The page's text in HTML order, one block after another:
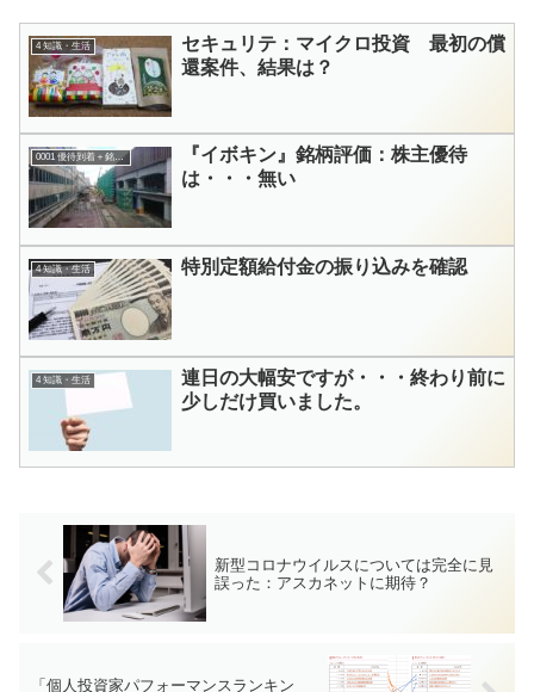
4 知識・生活
セキュリテ：マイクロ投資 最初の償
還案件、結果は？
0001 優待到着＋銘柄評価
『イボキン』銘柄評価：株主優待
は・・・無い
4 知識・生活 特別定額給付金の振り込みを確認
4 知識・生活
連日の大幅安ですが・・・終わり前に
少しだけ買いました。
新型コロナウイルスについては完全に見
誤った：アスカネットに期待？
「個人投資家パフォーマンスランキン